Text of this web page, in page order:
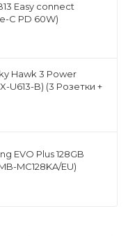
Easy connect
C PD 60W)
Hawk 3 Power
U613-B) (3 Розетки +
EVO Plus 128GB
MC128KA/EU)